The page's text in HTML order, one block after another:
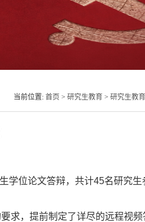
当前位置: 首页 > 研究生教育 > 研究生教育
学位论文答辩，共计45名研究生
求，提前制定了详尽的远程视频